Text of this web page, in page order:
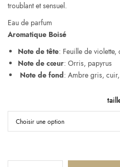
troublant et sensuel.
Eau de parfum
Aromatique Boisé
Note de tête: Feuille de violette,
Note de cœur: Orris, papyrus
Note de fond: Ambre gris,